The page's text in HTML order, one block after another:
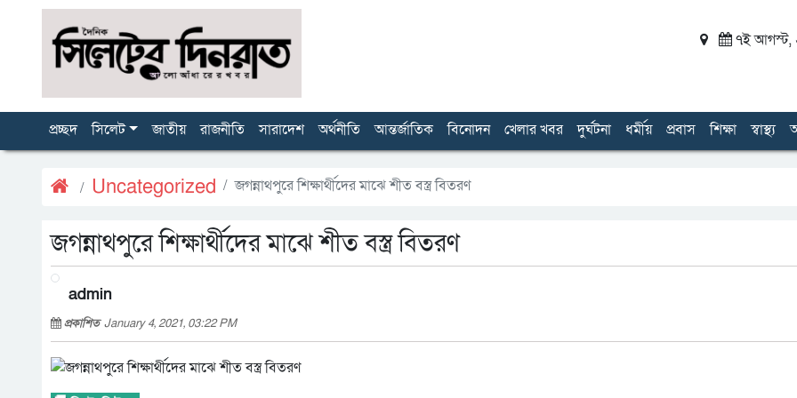
৭ই আগস্ট,
প্রচ্ছদ সিলেট জাতীয় রাজনীতি সারাদেশ অর্থনীতি আন্তর্জাতিক বিনোদন খেলার খবর দুর্ঘটনা ধর্মীয় প্রবাস শিক্ষা স্বাস্থ্য
Uncategorized জগন্নাথপুরে শিক্ষার্থীদের মাঝে শীত বস্ত্র বিতরণ
জগন্নাথপুরে শিক্ষার্থীদের মাঝে শীত বস্ত্র বিতরণ
admin
প্রকাশিতJanuary 4, 2021, 03:22 PM